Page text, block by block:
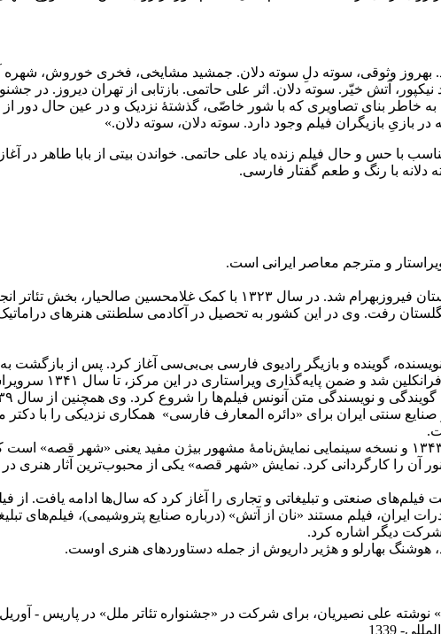
بهروز وثوقی، سوته دلِ سوته دلان. جمشید مشایخی، فخری خوروش، شهره
آتش خیّر. سوته دلان. اثر علی حاتمی. بازتابی از تهران دیروز. در
به خاطر بنای تصاویری که با شور خاصّی، گذشتۀ نزدیک و در عین حال دور
بازیِ بازیگران فیلم وجود دارد. سوته دلان، سوته دلان.»
با حس و حال فیلم زنده یاد علی حاتمی. خواندن بیتی از بابا طاهر در
با رنگ و طعم گفتار فارسی.
.
او در تهران به دنیا آمد و پس از اتمام دوره ابتدایی، وارد دبیرستان فیروزبهرام شد. در سال ۱۳۲۳ با کمک
رفت. وی در این کشور به تحصیل در آکادمی سلطنتی هنرهای
سال ۱۳۳۲ در لندن و به عنوان نویسنده، گوینده و بازیگر رادیوی فارسی بی‌بی‌سی آغاز کرد. پس از
۱۳۳۷ به دعوت همایون صنعتی زاده وارد مؤسسه
سنتی ایران برای «دائره المعارف فارسی» همکاری نزدیکی را با
.
مهم‌ترین آثار هنری او فیلم مستند «نیشدارو» محصول سال ۱۳۴۳ و نسخه سینمایی نمایش‌نامۀ مشهور بیژن مفید یعنی «شهر
شد و انور آن را کارگردانی کرد. نمایش «شهر قصه» یکی از محبوب‌ترین آثار هنری
ساخت فیلم‌های صنعتی و تبلیغاتی و تجاری را آغاز کرد که سال‌ها ادامه یافت. از
ایران، فیلم مستند «نان از آتش» (درباره صنایع پتروشیمی)، فیلم‌های
دیگر اشاره کرد.
هوشنگ بهارلو و هژیر داریوش از جمله دستاوردهای هنری اوست.